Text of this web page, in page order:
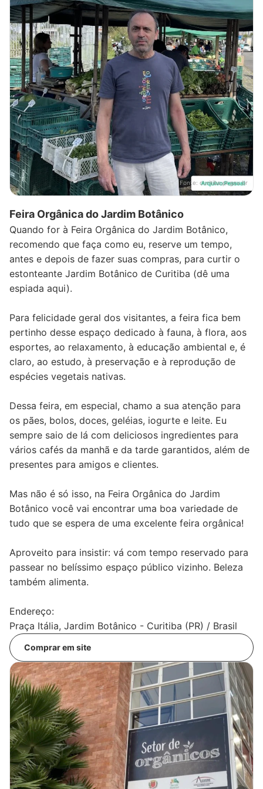
Fonte: curitiba.pr.gov.br
Feira Orgânica do Jardim Botânico
Quando for à Feira Orgânica do Jardim Botânico,
recomendo que faça como eu, reserve um tempo,
antes e depois de fazer suas compras, para curtir o
estonteante Jardim Botânico de Curitiba (dê uma
espiada aqui).
Para felicidade geral dos visitantes, a feira fica bem
pertinho desse espaço dedicado à fauna, à flora, aos
esportes, ao relaxamento, à educação ambiental e, é
claro, ao estudo, à preservação e à reprodução de
espécies vegetais nativas.
Dessa feira, em especial, chamo a sua atenção para
os pães, bolos, doces, geléias, iogurte e leite. Eu
sempre saio de lá com deliciosos ingredientes para
vários cafés da manhã e da tarde garantidos, além de
presentes para amigos e clientes.
Mas não é só isso, na Feira Orgânica do Jardim
Botânico você vai encontrar uma boa variedade de
tudo que se espera de uma excelente feira orgânica!
Aproveito para insistir: vá com tempo reservado para
passear no belíssimo espaço público vizinho. Beleza
também alimenta.
Endereço:
Praça Itália, Jardim Botânico - Curitiba (PR) / Brasil
Comprar em site